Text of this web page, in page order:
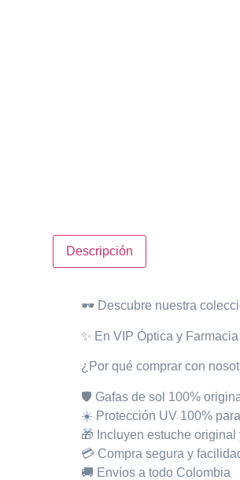
Descripción
🕶️ Descubre nuestra
✨ En VIP Óptica y Farmacia
¿Por qué comprar con
🛡️ Gafas de sol 100%
☀️ Protección UV 100%
🎁 Incluyenestuche original
💳 Compra segura y
🚚 Envíos a todo Colombia